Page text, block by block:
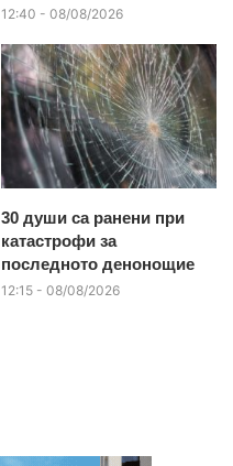
12:40 - 08/08/2026
30 души са ранени при
катастрофи за
последното денонощие
12:15 - 08/08/2026